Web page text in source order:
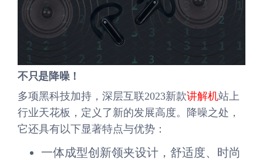
不只是降噪！
多项黑科技加持，深层互联2023新款讲解机站上
行业天花板，定义了新的发展高度。降噪之处，
它还具有以下显著特点与优势：
一体成型创新领夹设计，舒适度、时尚